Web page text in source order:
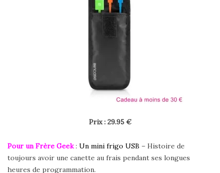
Prix : 29.95 €
Pour un Frère Geek: Un mini frigo USB – Histoire de
toujours avoir une canette au frais pendant ses longues
heures de programmation.